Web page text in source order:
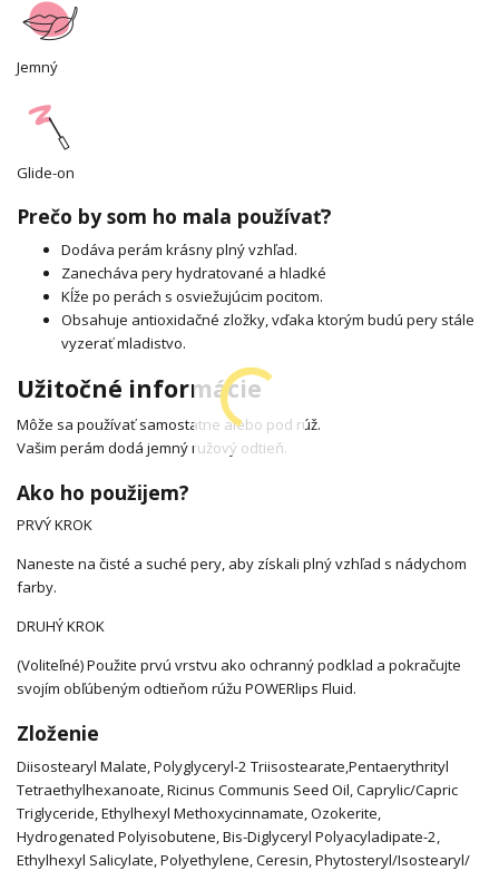
Jemný
Glide-on
Prečo by som ho mala používať?
Dodáva perám krásny plný vzhľad.
Zanecháva pery hydratované a hladké
Kĺže po perách s osviežujúcim pocitom.
Obsahuje antioxidačné zložky, vďaka ktorým budú pery stále
vyzerať mladistvo.
Užitočné informácie
Môže sa používať samostatne alebo pod rúž.
Vašim perám dodá jemný ružový odtieň.
Ako ho použijem?
PRVÝ KROK
Naneste na čisté a suché pery, aby získali plný vzhľad s nádychom
farby.
DRUHÝ KROK
(Voliteľné) Použite prvú vrstvu ako ochranný podklad a pokračujte
svojím obľúbeným odtieňom rúžu POWERlips Fluid.
Zloženie
Diisostearyl Malate, Polyglyceryl-2 Triisostearate,Pentaerythrityl
Tetraethylhexanoate, Ricinus Communis Seed Oil, Caprylic/Capric
Triglyceride, Ethylhexyl Methoxycinnamate, Ozokerite,
Hydrogenated Polyisobutene, Bis-Diglyceryl Polyacyladipate-2,
Ethylhexyl Salicylate, Polyethylene, Ceresin, Phytosteryl/Isostearyl/